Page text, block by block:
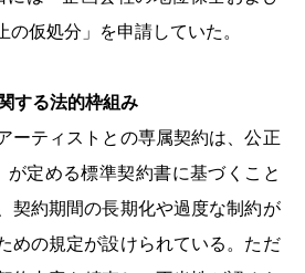
の仮処分」を申請していた。
する法的枠組み
ーティストとの専属契約は、公正
が定める標準契約書に基づくこと
契約期間の長期化や過度な制約が
めの規定が設けられている。ただ